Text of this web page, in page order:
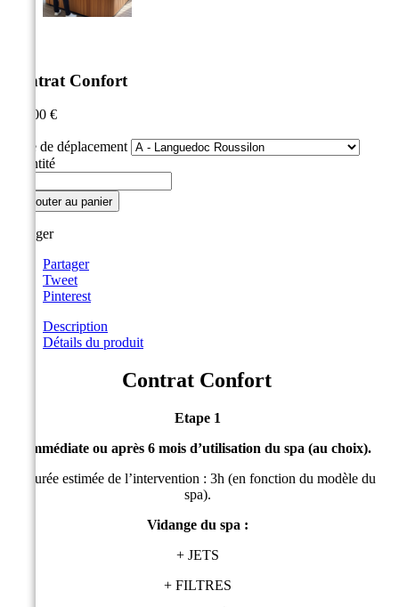
Contrat Confort
450,00 €
Zone de déplacement
Quantité
Ajouter au panier
Partager
Partager
Tweet
Pinterest
Description
Détails du produit
Contrat Confort
Etape 1
Immédiate ou après 6 mois d’utilisation du spa (au choix).
Durée estimée de l’intervention : 3h (en fonction du modèle du
spa).
Vidange du spa :
+ JETS
+ FILTRES